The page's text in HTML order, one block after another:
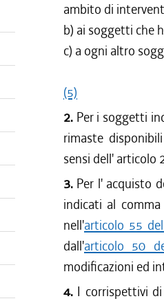
ambito di
b) ai soggetti che
c) a ogni altro
(5)
2. Per i soggetti
rimaste
sensi dell' articolo
3. Per l' acquisto
indicati al
nell'articolo 55
dall'articolo 50
modificazioni ed
4. I corrispettivi